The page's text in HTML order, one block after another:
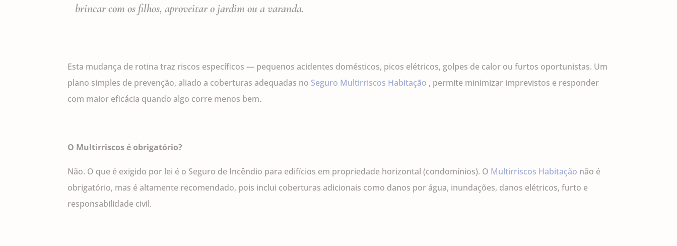
brincar com os filhos, aproveitar o jardim ou a varanda.
Esta mudança de rotina traz riscos específicos — pequenos acidentes domésticos, picos elétricos, golpes de calor ou furtos oportunistas. Um
plano simples de prevenção, aliado a coberturas adequadas no Seguro Multirriscos Habitação , permite minimizar imprevistos e responder
com maior eficácia quando algo corre menos bem.
O Multirriscos é obrigatório?
Não. O que é exigido por lei é o Seguro de Incêndio para edifícios em propriedade horizontal (condomínios). O Multirriscos Habitação não é
obrigatório, mas é altamente recomendado, pois inclui coberturas adicionais como danos por água, inundações, danos elétricos, furto e
responsabilidade civil.